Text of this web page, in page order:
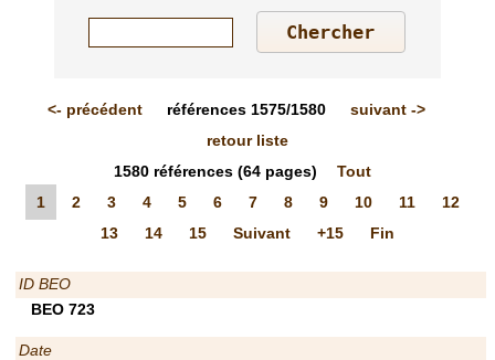
<- précédent références 1575/1580 suivant ->
retour liste
1580 références(64 pages)
Tout
1
2 3 4 5 6 7 8 9 10 11
12
13
14 15 Suivant +15 Fin
ID BEO
BEO 723
Date